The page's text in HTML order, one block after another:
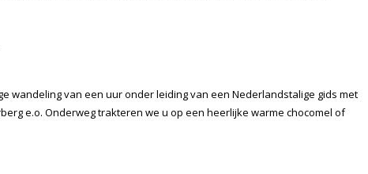
wandeling van een uur onder leiding van een Nederlandstalige gids met
e.o. Onderweg trakteren we u op een heerlijke warme chocomel of